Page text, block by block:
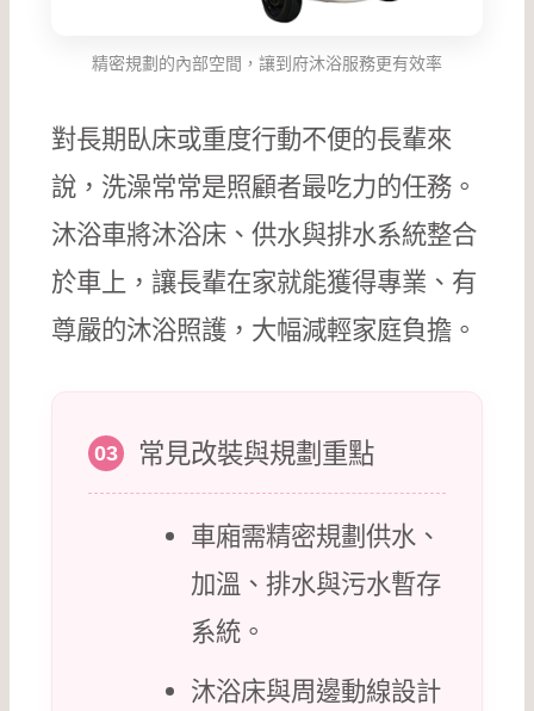
精密規劃的內部空間，讓到府沐浴服務更有效率
對長期臥床或重度行動不便的長輩來
說，洗澡常常是照顧者最吃力的任務。
沐浴車將沐浴床、供水與排水系統整合
於車上，讓長輩在家就能獲得專業、有
尊嚴的沐浴照護，大幅減輕家庭負擔。
03 常見改裝與規劃重點
車廂需精密規劃供水、
加溫、排水與污水暫存
系統。
沐浴床與周邊動線設計